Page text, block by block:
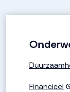
Financieel